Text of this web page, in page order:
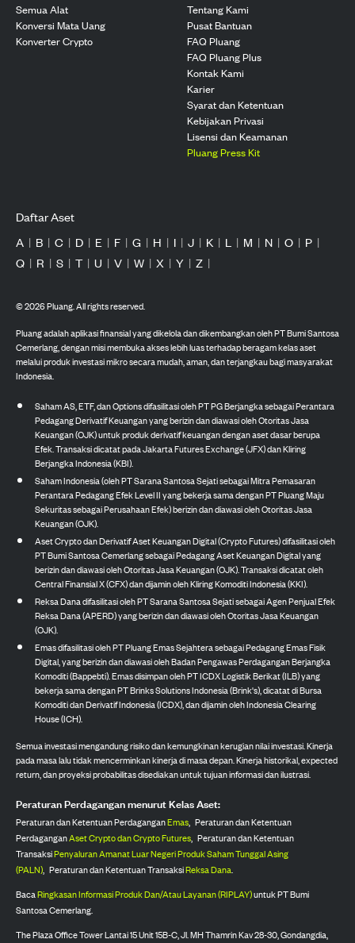
Semua Alat
Konversi Mata Uang
Konverter Crypto
Tentang Kami
Pusat Bantuan
FAQ Pluang
FAQ Pluang Plus
Kontak Kami
Karier
Syarat dan Ketentuan
Kebijakan Privasi
Lisensi dan Keamanan
Pluang Press Kit
Daftar Aset
A | B | C | D | E | F | G | H | I | J | K | L | M | N | O | P |
Q | R | S | T | U | V | W | X | Y | Z |
©2026Pluang. All rights reserved.
Pluang adalah aplikasi finansial yang dikelola dan dikembangkan oleh PT Bumi Santosa
Cemerlang, dengan misi membuka akses lebih luas terhadap beragam kelas aset
melalui produk investasi mikro secara mudah, aman, dan terjangkau bagi masyarakat
Indonesia.
Saham AS, ETF, dan Options difasilitasi oleh PT PG Berjangka sebagai Perantara
Pedagang Derivatif Keuangan yang berizin dan diawasi oleh Otoritas Jasa
Keuangan (OJK) untuk produk derivatif keuangan dengan aset dasar berupa
Efek. Transaksi dicatat pada Jakarta Futures Exchange (JFX) dan Kliring
Berjangka Indonesia (KBI).
Saham Indonesia (oleh PT Sarana Santosa Sejati sebagai Mitra Pemasaran
Perantara Pedagang Efek Level II yang bekerja sama dengan PT Pluang Maju
Sekuritas sebagai Perusahaan Efek) berizin dan diawasi oleh Otoritas Jasa
Keuangan (OJK).
Aset Crypto dan Derivatif Aset Keuangan Digital (Crypto Futures) difasilitasi oleh
PT Bumi Santosa Cemerlang sebagai Pedagang Aset Keuangan Digital yang
berizin dan diawasi oleh Otoritas Jasa Keuangan (OJK). Transaksi dicatat oleh
Central Finansial X (CFX) dan dijamin oleh Kliring Komoditi Indonesia (KKI).
Reksa Dana difasilitasi oleh PT Sarana Santosa Sejati sebagai Agen Penjual Efek
Reksa Dana (APERD) yang berizin dan diawasi oleh Otoritas Jasa Keuangan
(OJK).
Emas difasilitasi oleh PT Pluang Emas Sejahtera sebagai Pedagang Emas Fisik
Digital, yang berizin dan diawasi oleh Badan Pengawas Perdagangan Berjangka
Komoditi (Bappebti). Emas disimpan oleh PT ICDX Logistik Berikat (ILB) yang
bekerja sama dengan PT Brinks Solutions Indonesia (Brink's), dicatat di Bursa
Komoditi dan Derivatif Indonesia (ICDX), dan dijamin oleh Indonesia Clearing
House (ICH).
Semua investasi mengandung risiko dan kemungkinan kerugian nilai investasi. Kinerja
pada masa lalu tidak mencerminkan kinerja di masa depan. Kinerja historikal, expected
return, dan proyeksi probabilitas disediakan untuk tujuan informasi dan ilustrasi.
Peraturan Perdagangan menurut Kelas Aset:
Peraturan dan Ketentuan PerdaganganEmas, Peraturan dan Ketentuan
PerdaganganAset Crypto dan Crypto Futures, Peraturan dan Ketentuan
TransaksiPenyaluran Amanat Luar Negeri Produk Saham Tunggal Asing
(PALN), Peraturan dan Ketentuan TransaksiReksa Dana.
BacaRingkasan Informasi Produk Dan/Atau Layanan (RIPLAY)untuk PT Bumi
Santosa Cemerlang.
The Plaza Office Tower Lantai 15 Unit 15B-C, Jl. MH Thamrin Kav 28-30, Gondangdia,